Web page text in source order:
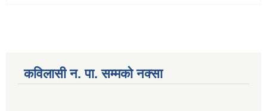
कविलासी न. पा. सम्मकाे नक्सा